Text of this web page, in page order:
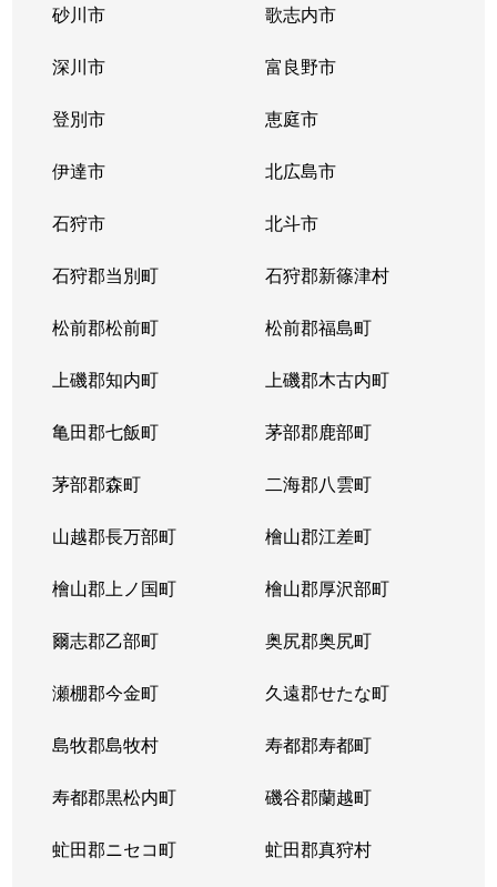
砂川市 歌志内市
深川市 富良野市
登別市 恵庭市
伊達市 北広島市
石狩市 北斗市
石狩郡当別町 石狩郡新篠津村
松前郡松前町 松前郡福島町
上磯郡知内町 上磯郡木古内町
亀田郡七飯町 茅部郡鹿部町
茅部郡森町 二海郡八雲町
山越郡長万部町 檜山郡江差町
檜山郡上ノ国町 檜山郡厚沢部町
爾志郡乙部町 奥尻郡奥尻町
瀬棚郡今金町 久遠郡せたな町
島牧郡島牧村 寿都郡寿都町
寿都郡黒松内町 磯谷郡蘭越町
虻田郡ニセコ町 虻田郡真狩村